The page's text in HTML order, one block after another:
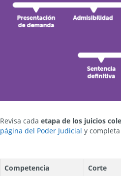
Revisa cadaetapa de los juicios
página del Poder Judicial y
Competencia Corte